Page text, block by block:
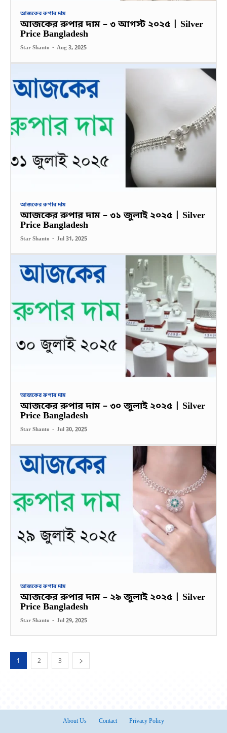
আজকের রুপার দাম
আজকের রুপার দাম – ৩ আগস্ট ২০২৫ | Silver
Price Bangladesh
Star Shanto - Aug 3, 2025
আজকের রুপার দাম
আজকের রুপার দাম – ৩১ জুলাই ২০২৫ | Silver
Price Bangladesh
Star Shanto - Jul 31, 2025
আজকের রুপার দাম
আজকের রুপার দাম – ৩০ জুলাই ২০২৫ | Silver
Price Bangladesh
Star Shanto - Jul 30, 2025
আজকের রুপার দাম
আজকের রুপার দাম – ২৯ জুলাই ২০২৫ | Silver
Price Bangladesh
Star Shanto - Jul 29, 2025
1 2 3
About Us Contact Privacy Policy